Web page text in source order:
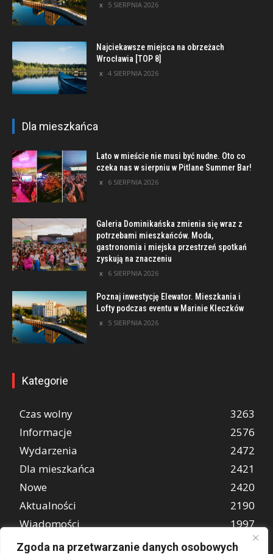
Zgoda na przetwarzanie danych osobowych
5 SIERPNIA 2026
Najciekawsze miejsca na obrzeżach
Wrocławia [TOP 8]
4 SIERPNIA 2026
Dla mieszkańca
Lato w mieście nie musi być nudne. Oto co
czeka nas w sierpniu w Pitlane Summer Bar!
6 SIERPNIA 2026
Galeria Dominikańska zmienia się wraz z
potrzebami mieszkańców. Moda,
gastronomia i miejska przestrzeń spotkań
zyskują na znaczeniu
6 SIERPNIA 2026
Poznaj inwestycję Elewator. Mieszkania i
Lofty podczas eventu w Marinie Kleczków
5 SIERPNIA 2026
Kategorie
Czas wolny
3263
Informacje
2576
Wydarzenia
2472
Dla mieszkańca
2421
Nowe
2420
Aktualności
2190
Wiadomości
1997
REKLAMA
849